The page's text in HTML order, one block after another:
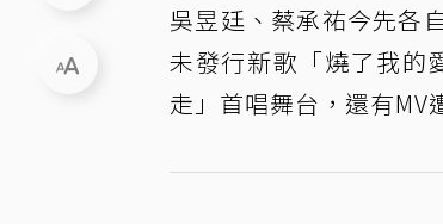
吳昱廷、蔡承祐今先各
未發行新歌「燒了我的
走」首唱舞台，還有MV